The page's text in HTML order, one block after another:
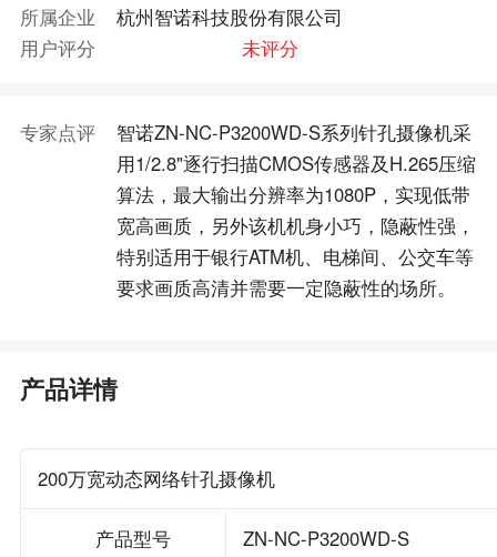
所属企业
杭州智诺科技股份有限公司
用户评分
未评分
专家点评
智诺ZN-NC-P3200WD-S系列针孔摄像机采
用1/2.8"逐行扫描CMOS传感器及H.265压缩
算法，最大输出分辨率为1080P，实现低带
宽高画质，另外该机机身小巧，隐蔽性强，
特别适用于银行ATM机、电梯间、公交车等
要求画质高清并需要一定隐蔽性的场所。
产品详情
200万宽动态网络针孔摄像机
产品型号 ZN-NC-P3200WD-S